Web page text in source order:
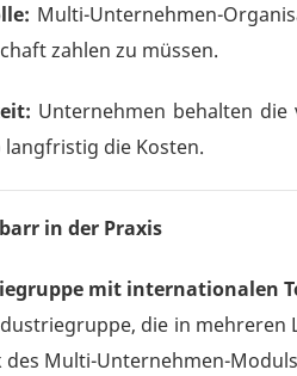
Multi-Unternehmen-
zahlen zu müssen.
Unternehmen behalten
langfristig die Kosten.
in der Praxis
mit internationalen
die in
des Multi-Unternehmen-